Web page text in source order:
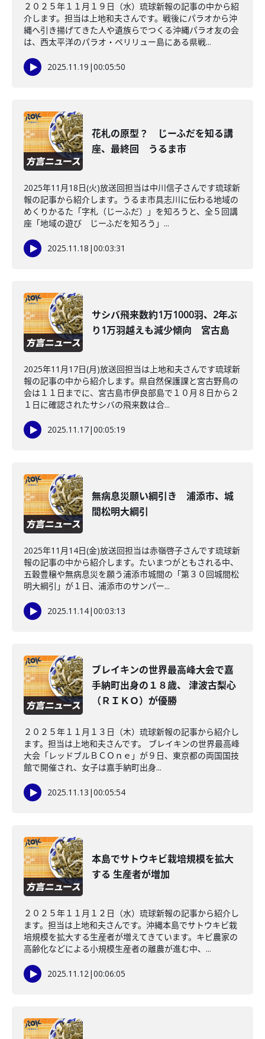
２０２５年１１月１９日（水）琉球新報の記事の中から紹
介します。担当は上地和夫さんです。戦後にパラオから沖
縄へ引き揚げてきた人や遺族らでつくる沖縄パラオ友の会
は、西太平洋のパラオ・ペリリュー島にある県戦...
2025.11.19 |00:05:50
花札の原型？ じーふだを知る講
座、最終回 うるま市
2025年11月18日(火)放送回担当は中川信子さんです琉球新
報の記事から紹介します。うるま市具志川に伝わる地域の
めくりかるた「字札（じーふだ）」を知ろうと、全５回講
座「地域の遊び じーふだを知ろう」...
2025.11.18 |00:03:31
サシバ飛来数約1万1000羽、2年ぶ
り1万羽越えも減少傾向 宮古島
2025年11月17日(月)放送回担当は上地和夫さんです琉球新
報の記事の中から紹介します。県自然保護課と宮古野鳥の
会は１１日までに、宮古島市伊良部島で１０月８日から２
１日に確認されたサシバの飛来数は合...
2025.11.17|00:05:19
無病息災願い綱引き 浦添市、城
間松明大綱引
2025年11月14日(金)放送回担当は赤嶺啓子さんです琉球新
報の記事の中から紹介します。たいまつがともされる中、
五穀豊穣や無病息災を願う浦添市城間の「第３０回城間松
明大綱引」が１日、浦添市のサンパー...
2025.11.14|00:03:13
ブレイキンの世界最高峰大会で嘉
手納町出身の１８歳、 津波古梨心
（ＲＩＫＯ）が優勝
２０２５年１１月１３日（木）琉球新報の記事から紹介し
ます。担当は上地和夫さんです。 ブレイキンの世界最高峰
大会「レッドブルＢＣＯｎｅ」が９日、東京都の両国国技
館で開催され、女子は嘉手納町出身...
2025.11.13 |00:05:54
本島でサトウキビ栽培規模を拡大
する 生産者が増加
２０２５年１１月１２日（水）琉球新報の記事から紹介し
ます。担当は上地和夫さんです。沖縄本島でサトウキビ栽
培規模を拡大する生産者が増えてきています。キビ農家の
高齢化などによる小規模生産者の離農が進む中、...
2025.11.12|00:06:05